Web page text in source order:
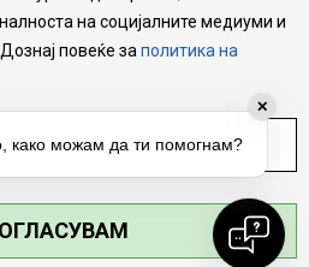
Сите производи се дел од
подразбира дека мора да се
во секој момент.
. СИТЕ ПРАВА ЗАДРЖАНИ.
на социјалните медиуми и
повеќе за политика на
ПОСТАВУВАЊА
✕
како можам да ти помогнам?